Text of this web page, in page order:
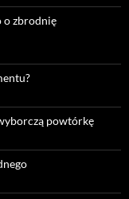
o zbrodnię
powtórkę